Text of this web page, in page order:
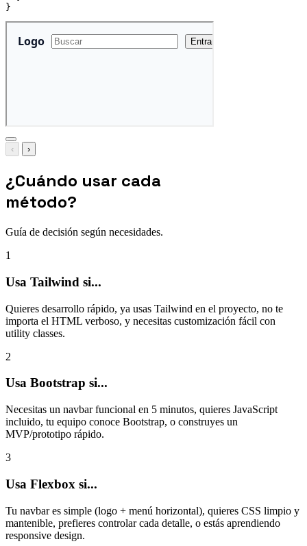
}
‹ ›
¿Cuándo usar cada
método?
Guía de decisión según necesidades.
1
Usa Tailwind si...
Quieres desarrollo rápido, ya usas Tailwind en el proyecto, no te
importa el HTML verboso, y necesitas customización fácil con
utility classes.
2
Usa Bootstrap si...
Necesitas un navbar funcional en 5 minutos, quieres JavaScript
incluido, tu equipo conoce Bootstrap, o construyes un
MVP/prototipo rápido.
3
Usa Flexbox si...
Tu navbar es simple (logo + menú horizontal), quieres CSS limpio y
mantenible, prefieres controlar cada detalle, o estás aprendiendo
responsive design.